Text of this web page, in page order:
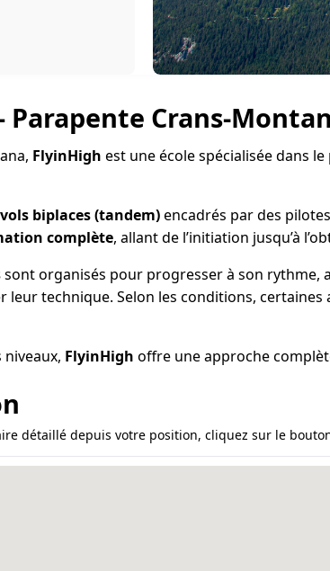
Parapente Crans-
FlyinHigh est une école spécialisée dans
vols biplaces (tandem)encadrés par des
complète, allant de l’initiation jusqu’à
sont organisés pour progresser à son rythme,
leur technique. Selon les conditions,
niveaux, FlyinHigh offre une approche
détaillé depuis votre position, cliquez sur le